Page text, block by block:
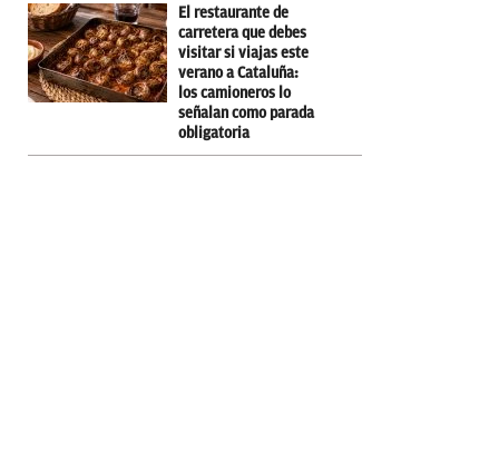
El restaurante de
carretera que debes
visitar si viajas este
verano a Cataluña:
los camioneros lo
señalan como parada
obligatoria